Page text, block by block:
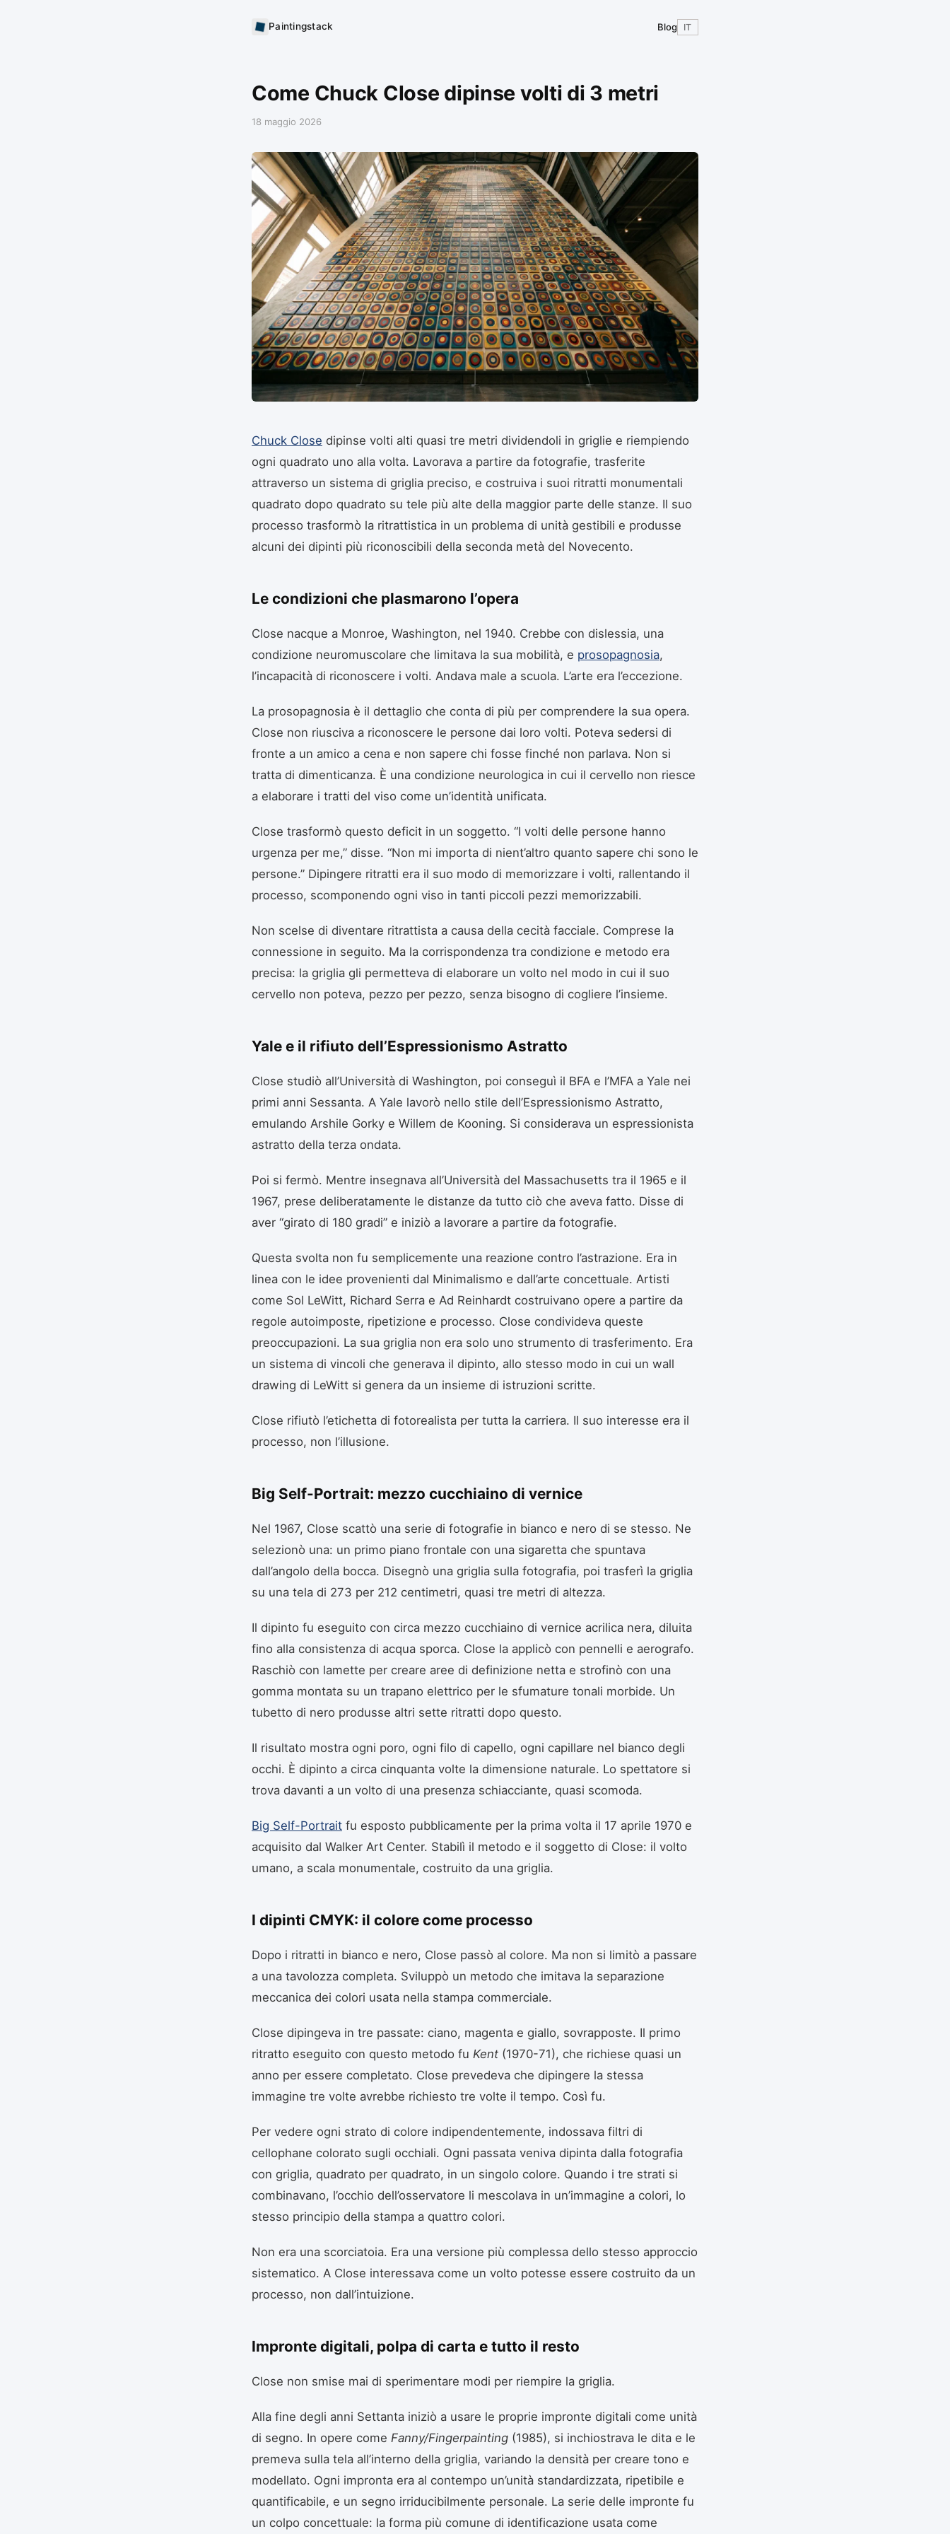
Paintingstack Blog IT
Come Chuck Close dipinse volti di 3 metri
18 maggio 2026
Chuck Close dipinse volti alti quasi tre metri dividendoli in griglie e riempiendo
ogni quadrato uno alla volta. Lavorava a partire da fotografie, trasferite
attraverso un sistema di griglia preciso, e costruiva i suoi ritratti monumentali
quadrato dopo quadrato su tele più alte della maggior parte delle stanze. Il suo
processo trasformò la ritrattistica in un problema di unità gestibili e produsse
alcuni dei dipinti più riconoscibili della seconda metà del Novecento.
Le condizioni che plasmarono l’opera
Close nacque a Monroe, Washington, nel 1940. Crebbe con dislessia, una
condizione neuromuscolare che limitava la sua mobilità, e prosopagnosia,
l’incapacità di riconoscere i volti. Andava male a scuola. L’arte era l’eccezione.
La prosopagnosia è il dettaglio che conta di più per comprendere la sua opera.
Close non riusciva a riconoscere le persone dai loro volti. Poteva sedersi di
fronte a un amico a cena e non sapere chi fosse finché non parlava. Non si
tratta di dimenticanza. È una condizione neurologica in cui il cervello non riesce
a elaborare i tratti del viso come un’identità unificata.
Close trasformò questo deficit in un soggetto. “I volti delle persone hanno
urgenza per me,” disse. “Non mi importa di nient’altro quanto sapere chi sono le
persone.” Dipingere ritratti era il suo modo di memorizzare i volti, rallentando il
processo, scomponendo ogni viso in tanti piccoli pezzi memorizzabili.
Non scelse di diventare ritrattista a causa della cecità facciale. Comprese la
connessione in seguito. Ma la corrispondenza tra condizione e metodo era
precisa: la griglia gli permetteva di elaborare un volto nel modo in cui il suo
cervello non poteva, pezzo per pezzo, senza bisogno di cogliere l’insieme.
Yale e il rifiuto dell’Espressionismo Astratto
Close studiò all’Università di Washington, poi conseguì il BFA e l’MFA a Yale nei
primi anni Sessanta. A Yale lavorò nello stile dell’Espressionismo Astratto,
emulando Arshile Gorky e Willem de Kooning. Si considerava un espressionista
astratto della terza ondata.
Poi si fermò. Mentre insegnava all’Università del Massachusetts tra il 1965 e il
1967, prese deliberatamente le distanze da tutto ciò che aveva fatto. Disse di
aver “girato di 180 gradi” e iniziò a lavorare a partire da fotografie.
Questa svolta non fu semplicemente una reazione contro l’astrazione. Era in
linea con le idee provenienti dal Minimalismo e dall’arte concettuale. Artisti
come Sol LeWitt, Richard Serra e Ad Reinhardt costruivano opere a partire da
regole autoimposte, ripetizione e processo. Close condivideva queste
preoccupazioni. La sua griglia non era solo uno strumento di trasferimento. Era
un sistema di vincoli che generava il dipinto, allo stesso modo in cui un wall
drawing di LeWitt si genera da un insieme di istruzioni scritte.
Close rifiutò l’etichetta di fotorealista per tutta la carriera. Il suo interesse era il
processo, non l’illusione.
Big Self-Portrait: mezzo cucchiaino di vernice
Nel 1967, Close scattò una serie di fotografie in bianco e nero di se stesso. Ne
selezionò una: un primo piano frontale con una sigaretta che spuntava
dall’angolo della bocca. Disegnò una griglia sulla fotografia, poi trasferì la griglia
su una tela di 273 per 212 centimetri, quasi tre metri di altezza.
Il dipinto fu eseguito con circa mezzo cucchiaino di vernice acrilica nera, diluita
fino alla consistenza di acqua sporca. Close la applicò con pennelli e aerografo.
Raschiò con lamette per creare aree di definizione netta e strofinò con una
gomma montata su un trapano elettrico per le sfumature tonali morbide. Un
tubetto di nero produsse altri sette ritratti dopo questo.
Il risultato mostra ogni poro, ogni filo di capello, ogni capillare nel bianco degli
occhi. È dipinto a circa cinquanta volte la dimensione naturale. Lo spettatore si
trova davanti a un volto di una presenza schiacciante, quasi scomoda.
Big Self-Portrait fu esposto pubblicamente per la prima volta il 17 aprile 1970 e
acquisito dal Walker Art Center. Stabilì il metodo e il soggetto di Close: il volto
umano, a scala monumentale, costruito da una griglia.
I dipinti CMYK: il colore come processo
Dopo i ritratti in bianco e nero, Close passò al colore. Ma non si limitò a passare
a una tavolozza completa. Sviluppò un metodo che imitava la separazione
meccanica dei colori usata nella stampa commerciale.
Close dipingeva in tre passate: ciano, magenta e giallo, sovrapposte. Il primo
ritratto eseguito con questo metodo fu Kent (1970-71), che richiese quasi un
anno per essere completato. Close prevedeva che dipingere la stessa
immagine tre volte avrebbe richiesto tre volte il tempo. Così fu.
Per vedere ogni strato di colore indipendentemente, indossava filtri di
cellophane colorato sugli occhiali. Ogni passata veniva dipinta dalla fotografia
con griglia, quadrato per quadrato, in un singolo colore. Quando i tre strati si
combinavano, l’occhio dell’osservatore li mescolava in un’immagine a colori, lo
stesso principio della stampa a quattro colori.
Non era una scorciatoia. Era una versione più complessa dello stesso approccio
sistematico. A Close interessava come un volto potesse essere costruito da un
processo, non dall’intuizione.
Impronte digitali, polpa di carta e tutto il resto
Close non smise mai di sperimentare modi per riempire la griglia.
Alla fine degli anni Settanta iniziò a usare le proprie impronte digitali come unità
di segno. In opere come Fanny/Fingerpainting (1985), si inchiostrava le dita e le
premeva sulla tela all’interno della griglia, variando la densità per creare tono e
modellato. Ogni impronta era al contempo un’unità standardizzata, ripetibile e
quantificabile, e un segno irriducibilmente personale. La serie delle impronte fu
un colpo concettuale: la forma più comune di identificazione usata come